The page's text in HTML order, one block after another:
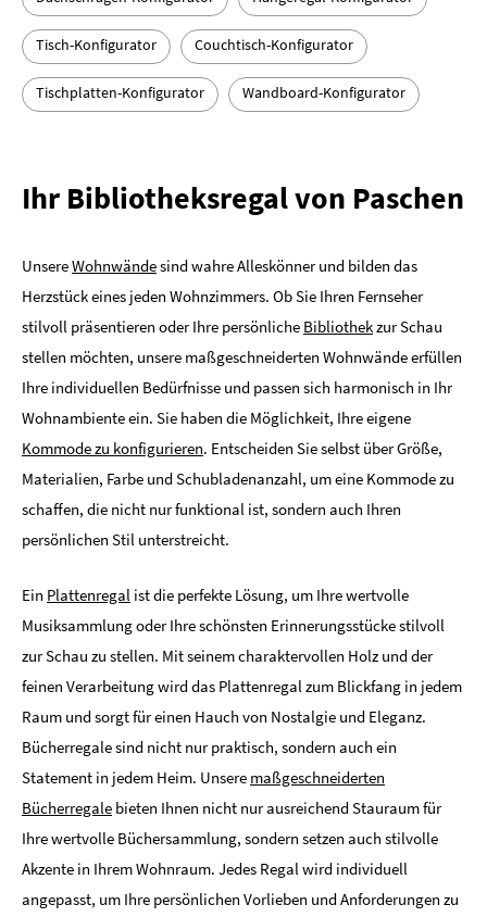
Tisch-Konfigurator Couchtisch-Konfigurator
Tischplatten-Konfigurator Wandboard-Konfigurator
Ihr Bibliotheksregal von Paschen
UnsereWohnwändesind wahre Alleskönner und bilden das
Herzstück eines jeden Wohnzimmers. Ob Sie Ihren Fernseher
stilvoll präsentieren oder Ihre persönliche Bibliothekzur Schau
stellen möchten, unsere maßgeschneiderten Wohnwände erfüllen
Ihre individuellen Bedürfnisse und passen sich harmonisch in Ihr
Wohnambiente ein. Sie haben die Möglichkeit, Ihre eigene
Kommode zu konfigurieren. Entscheiden Sie selbst über Größe,
Materialien, Farbe und Schubladenanzahl, um eine Kommode zu
schaffen, die nicht nur funktional ist, sondern auch Ihren
persönlichen Stil unterstreicht.
Ein Plattenregal ist die perfekte Lösung, um Ihre wertvolle
Musiksammlung oder Ihre schönsten Erinnerungsstücke stilvoll
zur Schau zu stellen. Mit seinem charaktervollen Holz und der
feinen Verarbeitung wird das Plattenregal zum Blickfang in jedem
Raum und sorgt für einen Hauch von Nostalgie und Eleganz.
Bücherregale sind nicht nur praktisch, sondern auch ein
Statement in jedem Heim. Unsere maßgeschneiderten
Bücherregale bieten Ihnen nicht nur ausreichend Stauraum für
Ihre wertvolle Büchersammlung, sondern setzen auch stilvolle
Akzente in Ihrem Wohnraum. Jedes Regal wird individuell
angepasst, um Ihre persönlichen Vorlieben und Anforderungen zu